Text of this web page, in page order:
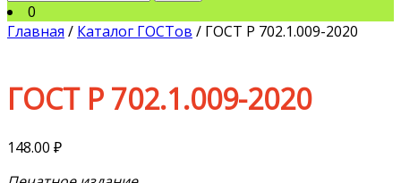
0
Главная / Каталог ГОСТов / ГОСТ Р 702.1.009-2020
ГОСТ Р 702.1.009-2020
148.00 ₽